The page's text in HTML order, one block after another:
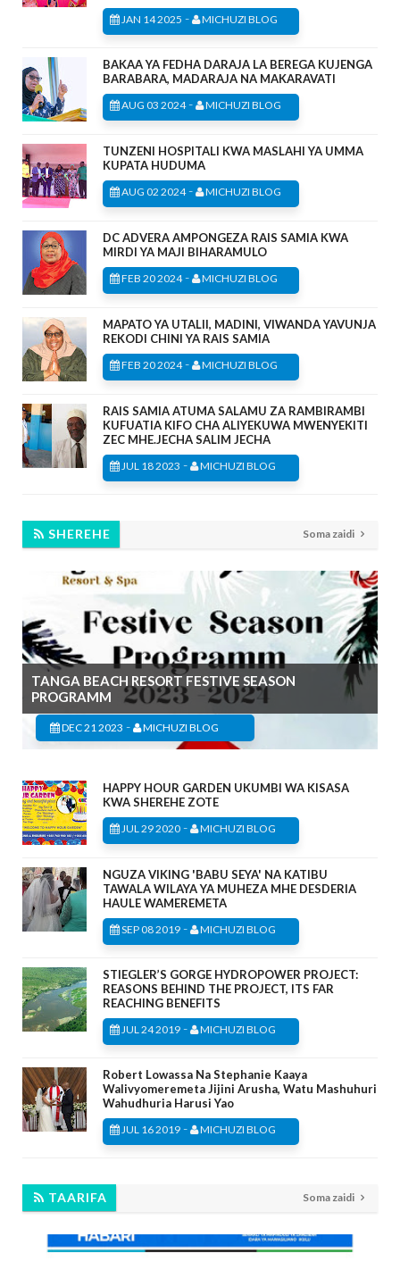
JAN 14 2025 - MICHUZI BLOG
BAKAA YA FEDHA DARAJA LA BEREGA KUJENGA
BARABARA, MADARAJA NA MAKARAVATI
AUG 03 2024- MICHUZI BLOG
TUNZENI HOSPITALI KWA MASLAHI YA UMMA
KUPATA HUDUMA
AUG 02 2024- MICHUZI BLOG
DC ADVERA AMPONGEZA RAIS SAMIA KWA
MIRDI YA MAJI BIHARAMULO
FEB 20 2024- MICHUZI BLOG
MAPATO YA UTALII, MADINI, VIWANDA YAVUNJA
REKODI CHINI YA RAIS SAMIA
FEB 20 2024- MICHUZI BLOG
RAIS SAMIA ATUMA SALAMU ZA RAMBIRAMBI
KUFUATIA KIFO CHA ALIYEKUWA MWENYEKITI
ZEC MHE.JECHA SALIM JECHA
JUL 18 2023 - MICHUZI BLOG
SHEREHE Soma zaidi
TANGA BEACH RESORT FESTIVE SEASON
PROGRAMM
DEC 21 2023 - MICHUZI BLOG
HAPPY HOUR GARDEN UKUMBI WA KISASA
KWA SHEREHE ZOTE
JUL 29 2020 - MICHUZI BLOG
NGUZA VIKING 'BABU SEYA' NA KATIBU
TAWALA WILAYA YA MUHEZA MHE DESDERIA
HAULE WAMEREMETA
SEP 08 2019 - MICHUZI BLOG
STIEGLER’S GORGE HYDROPOWER PROJECT:
REASONS BEHIND THE PROJECT, ITS FAR
REACHING BENEFITS
JUL 24 2019 - MICHUZI BLOG
Robert Lowassa Na Stephanie Kaaya
Walivyomeremeta Jijini Arusha, Watu Mashuhuri
Wahudhuria Harusi Yao
JUL 16 2019 - MICHUZI BLOG
TAARIFA Soma zaidi